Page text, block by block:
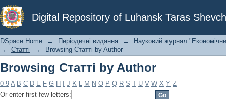
Digital Repository of Luhansk Taras
Browsing Статті by Author
DSpace Home → Періодичні видання →
Науковий журнал
→
Статті → Browsing Статті by Author
Browsing Статті by Author
0-9 A B C D E F G H J K L M N O P Q R S T U V W X Y Z
Or enter first few letters: